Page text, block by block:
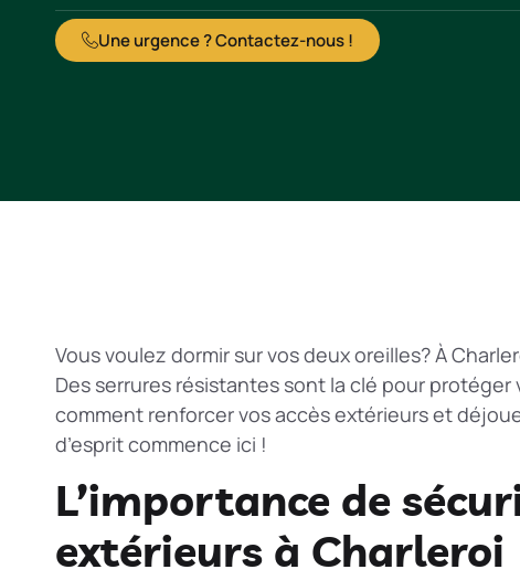
Une urgence ? Contactez-nous !
Vous voulez dormir sur vos deux oreilles? À
Des serrures résistantes sont la clé pour
comment renforcer vos accès extérieurs et
d’esprit commence ici !
L’importance de
extérieurs à Charleroi